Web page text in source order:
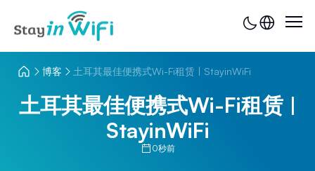
博客 土耳其最佳便携式Wi-Fi租赁 | StayinWiFi
土耳其最佳便携式Wi-Fi租赁 |
StayinWiFi
0秒前